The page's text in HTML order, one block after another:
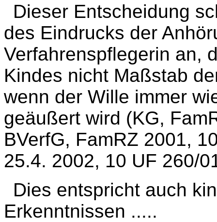
Dieser Entscheidung
des Eindrucks der
Verfahrenspflegerin an,
Kindes nicht Maßstab
wenn der Wille immer
geäußert wird (KG,
BVerfG, FamRZ 2001,
25.4. 2002, 10 UF 260/
Dies entspricht auch
Erkenntnissen .....